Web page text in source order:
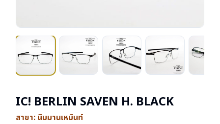
IC! BERLIN SAVEN H. BLACK
สาขา: นิมมานเหมินท์